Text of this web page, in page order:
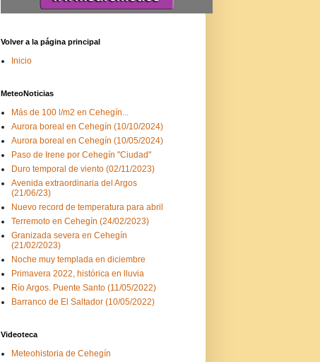
Volver a la página principal
Inicio
MeteoNoticias
Más de 100 l/m2 en Cehegín...
Aurora boreal en Cehegín (10/10/2024)
Aurora boreal en Cehegín (10/05/2024)
Paso de Irene por Cehegín "Ciudad"
Duro temporal de viento (02/11/2023)
Avenida extraordinaria del Argos
(21/06/23)
Nuevo record de temperatura para abril
Terremoto en Cehegín (24/02/2023)
Granizada severa en Cehegín
(21/02/2023)
Noche muy templada en diciembre
Primavera 2022, histórica en lluvia
Río Argos. Puente Santo (11/05/2022)
Barranco de El Saltador (10/05/2022)
Videoteca
Meteohistoria de Cehegín